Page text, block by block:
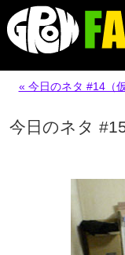
« 今日のネタ #14（
今日のネタ